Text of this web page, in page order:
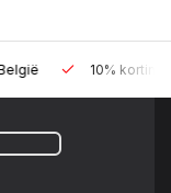
10% korting met een